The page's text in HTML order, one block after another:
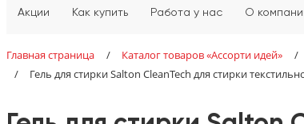
Акции Как купить Работа у нас О
Главная страница / Каталог товаров «‎Ассорти идей»‎ /
/
Гель для стирки Salton CleanTech для стирки